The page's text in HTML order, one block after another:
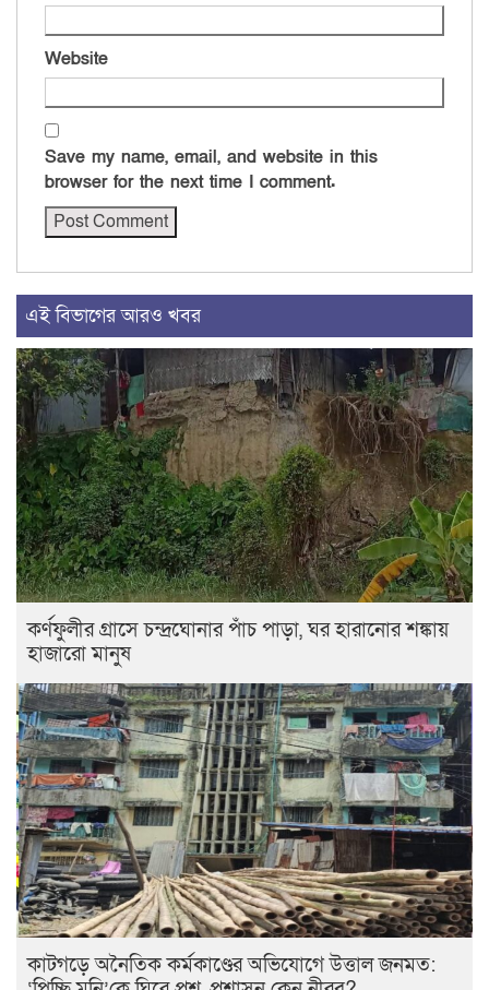
Website
Save my name, email, and website in this
browser for the next time I comment.
এই বিভাগের আরও খবর
কর্ণফুলীর গ্রাসে চন্দ্রঘোনার পাঁচ পাড়া, ঘর হারানোর শঙ্কায়
হাজারো মানুষ
কাটগড়ে অনৈতিক কর্মকাণ্ডের অভিযোগে উত্তাল জনমত: